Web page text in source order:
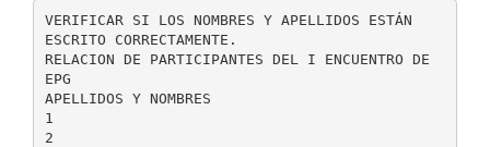
VERIFICAR SI LOS NOMBRES Y APELLIDOS ESTÁN
ESCRITO CORRECTAMENTE.
RELACION DE PARTICIPANTES DEL I ENCUENTRO DE
EPG
APELLIDOS Y NOMBRES
1
2